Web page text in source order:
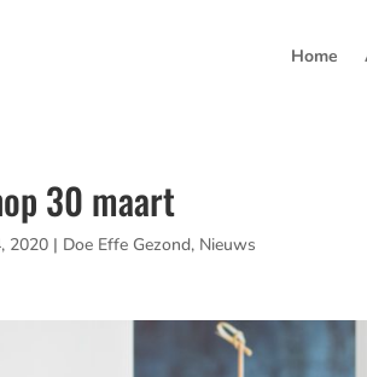
Home
30 maart
2020| Doe Effe Gezond, Nieuws